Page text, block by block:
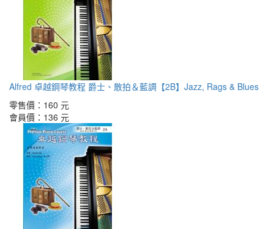
Alfred 卓越鋼琴教程 爵士、散拍＆藍調【2B】Jazz, Rags & Blues
零售價： 160 元
會員價： 136 元